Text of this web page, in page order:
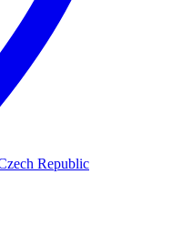
Republic